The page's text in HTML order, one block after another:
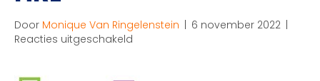
Door Monique Van Ringelenstein | 6 november 2022 |
Reacties uitgeschakeld